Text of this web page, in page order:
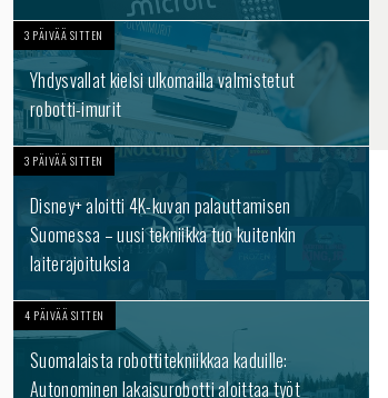
3 PÄIVÄÄ SITTEN
Yhdysvallat kielsi ulkomailla valmistetut
robotti-imurit
3 PÄIVÄÄ SITTEN
Disney+ aloitti 4K-kuvan palauttamisen
Suomessa – uusi tekniikka tuo kuitenkin
laiterajoituksia
4 PÄIVÄÄ SITTEN
Suomalaista robottitekniikkaa kaduille:
Autonominen lakaisurobotti aloittaa työt